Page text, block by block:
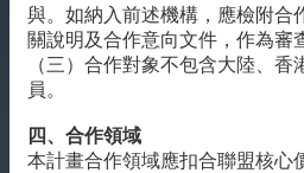
於
我
流
活
與。如納入前述機構，應檢附合
關說明及合作意向文件，作為審
（三）合作對象不包含大陸、香
員。
四、合作領域
本計畫合作領域應扣合聯盟核心